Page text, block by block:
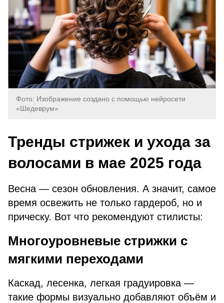
Фото: Изображение создано с помощью нейросети
«Шедеврум»
Тренды стрижек и ухода за
волосами в мае 2025 года
Весна — сезон обновления. А значит, самое
время освежить не только гардероб, но и
прическу. Вот что рекомендуют стилисты:
Многоуровневые стрижки с
мягкими переходами
Каскад, лесенка, легкая градуировка —
такие формы визуально добавляют объём и